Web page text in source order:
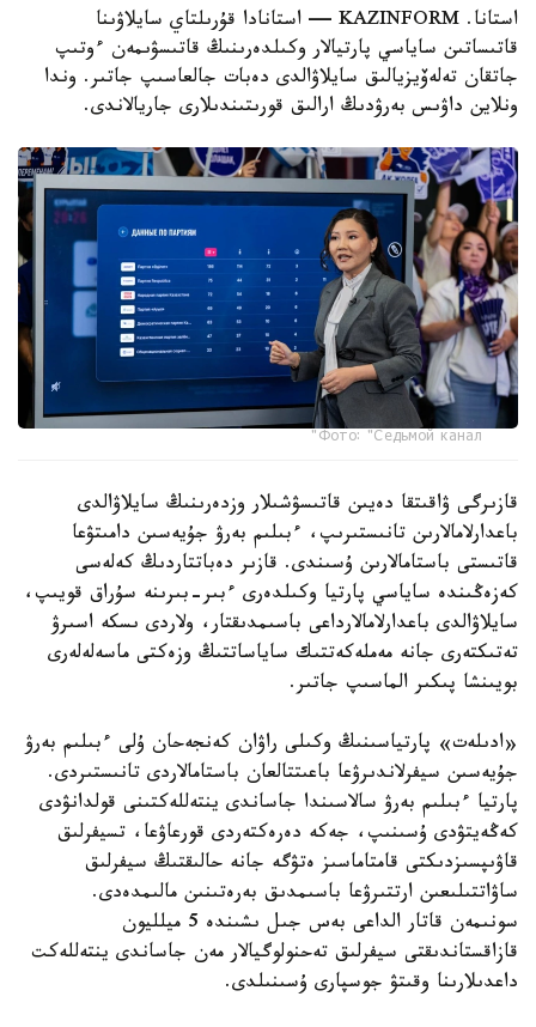
استانا. KAZINFORM — استانادا قۇرىلتاي سايلاۋىنا
قاتىساتىن ساياسي پارتيالار وكىلدەرىنىڭ قاتىسۋىمەن ءوتىپ
جاتقان تەلەۆيزيالىق سايلاۋالدى دەبات جالعاسىپ جاتىر. وندا
ونلاين داۋىس بەرۋدىڭ ارالىق قورىتىندىلارى جاريالاندى.
Фото: "Седьмой канал"
قازىرگى ۋاقىتقا دەيىن قاتىسۋشىلار وزدەرىنىڭ سايلاۋالدى
باعدارلامالارىن تانىستىرىپ، ءبىلىم بەرۋ جۇيەسىن دامىتۋعا
قاتىستى باستامالارىن ۇسىندى. قازىر دەباتتاردىڭ كەلەسى
كەزەڭىندە ساياسي پارتيا وكىلدەرى ءبىر-بىرىنە سۇراق قويىپ،
سايلاۋالدى باعدارلامالارداعى باسىمدىقتار، ولاردى ىسكە اسىرۋ
تەتىكتەرى جانە مەملەكەتتىك ساياساتتىڭ وزەكتى ماسەلەلەرى
بويىنشا پىكىر الماسىپ جاتىر.
«ادىلەت» پارتياسىنىڭ وكىلى راۋان كەنجەحان ۇلى ءبىلىم بەرۋ
جۇيەسىن سيفرلاندىرۋعا باعىتتالعان باستامالاردى تانىستىردى.
پارتيا ءبىلىم بەرۋ سالاسىندا جاساندى ينتەللەكتىنى قولدانۋدى
كەڭەيتۋدى ۇسىنىپ، جەكە دەرەكتەردى قورعاۋعا، تسيفرلىق
قاۋىپسىزدىكتى قامتاماسىز ەتۋگە جانە حالىقتىڭ سيفرلىق
ساۋاتتىلىعىن ارتتىرۋعا باسىمدىق بەرەتىنىن مالىمدەدى.
سونىمەن قاتار الداعى بەس جىل ىشىندە 5 ميلليون
قازاقستاندىقتى سيفرلىق تەحنولوگيالار مەن جاساندى ينتەللەكت
داعدىلارىنا وقىتۋ جوسپارى ۇسىنىلدى.